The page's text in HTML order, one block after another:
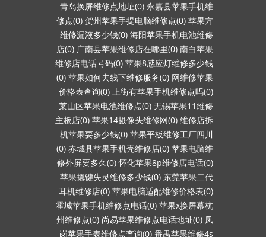
青岛换屏维修点地址(0) 永嘉县苹果手机维
修点(0) 贺州苹果手提电脑维修点(0) 苹果方
维修漏液多少钱(0) 海阳苹果手机电池维修
店(0) 广南县苹果维修店在哪里(0) 南白苹果
维修店电话号码(0) 苹果8感应灯维修多少钱
(0) 苹果如何去线下维修服务(0) 网维修苹果
价格表查询(0) 上街有苹果手机维修点吗(0)
莱山区苹果电池维修点(0) 无锡苹果11维修
主板店(0) 苹果14摄像头维修网(0) 维修店拆
机苹果要多少钱(0) 苹果平板维修工厂四川
(0) 赤城县苹果手机壳维修店(0) 苹果电脑维
修外屏要多久(0) 怀化苹果8p维修店电话(0)
苹果摁键失灵维修多少钱(0) 东莞苹果二代
耳机维修店(0) 苹果电脑适配维修价格表(0)
霍城苹果手机维修点电话(0) 苹果x换屏幕杭
州维修点(0) 尚易苹果维修点电话地址(0) 凤
岗苹果手表维修点查询(0) 番禺苹果维修4s